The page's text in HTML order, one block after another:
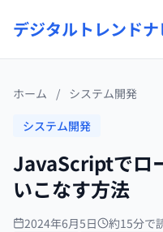
デジタルトレンドナ
ホーム / システム開発
システム開発
JavaScriptでロ
いこなす方法
2024年6月5日 約15分で